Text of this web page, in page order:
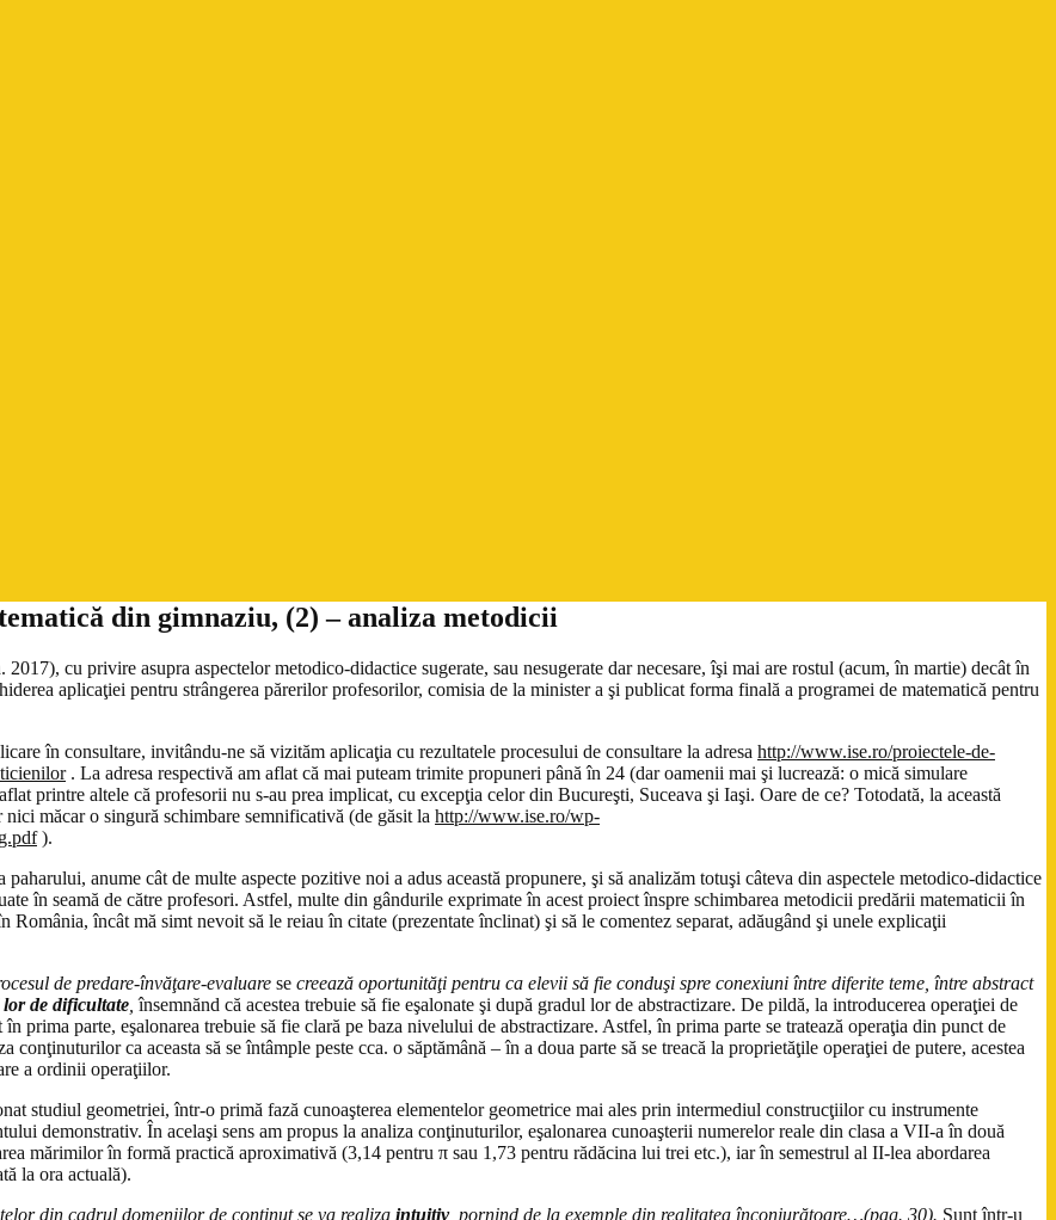
din gimnaziu, (2) – analiza metodicii
cu privire asupra aspectelor metodico-didactice sugerate, sau nesugerate dar necesare, îşi mai are rostul (acum, în martie) decât în
aplicaţiei pentru strângerea părerilor profesorilor, comisia de la minister a şi publicat forma finală a programei de matematică pentru
în consultare, invitându-ne să vizităm aplicaţia cu rezultatele procesului de consultare la adresa http://www.ise.ro/proiectele-de-
. La adresa respectivă am aflat că mai puteam trimite propuneri până în 24 (dar oamenii mai şi lucrează: o mică simulare
printre altele că profesorii nu s-au prea implicat, cu excepţia celor din Bucureşti, Suceava şi Iaşi. Oare de ce? Totodată, la această
măcar o singură schimbare semnificativă (de găsit la http://www.ise.ro/wp-
).
anume cât de multe aspecte pozitive noi a adus această propunere, şi să analizăm totuşi câteva din aspectele metodico-didactice
în seamă de către profesori. Astfel, multe din gândurile exprimate în acest proiect înspre schimbarea metodicii predării matematicii în
încât mă simt nevoit să le reiau în citate (prezentate înclinat) şi să le comentez separat, adăugând şi unele explicaţii
de predare-învăţare-evaluare se creează oportunităţi pentru ca elevii să fie conduşi spre conexiuni între diferite teme, între abstract
de dificultate însemnănd că acestea trebuie să fie eşalonate şi după gradul lor de abstractizare. De pildă, la introducerea operaţiei de
prima parte, eşalonarea trebuie să fie clară pe baza nivelului de abstractizare. Astfel, în prima parte se tratează operaţia din punct de
ca aceasta să se întâmple peste cca. o săptămână – în a doua parte să se treacă la proprietăţile operaţiei de putere, acestea
a ordinii operaţiilor.
studiul geometriei, într-o primă fază cunoaşterea elementelor geometrice mai ales prin intermediul construcţiilor cu instrumente
demonstrativ. În acelaşi sens am propus la analiza conţinuturilor, eşalonarea cunoaşterii numerelor reale din clasa a VII-a în două
mărimilor în formă practică aproximativă (3,14 pentru π sau 1,73 pentru rădăcina lui trei etc.), iar în semestrul al II-lea abordarea
la ora actuală).
din cadrul domeniilor de conţinut se va realiza intuitiv, pornind de la exemple din realitatea înconjurătoare…(pag. 30). Sunt într-u